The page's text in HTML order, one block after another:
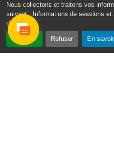
Nous collectons et traitons vos
suivant :
Informations de sessions
des pages .
Accepter Refuser En
Contacter la P.R.A.D.A
Contactez le délégué à la
personnelles - D.P.O